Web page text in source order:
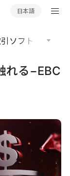
日本語
ソフトウェア
れる−EBC